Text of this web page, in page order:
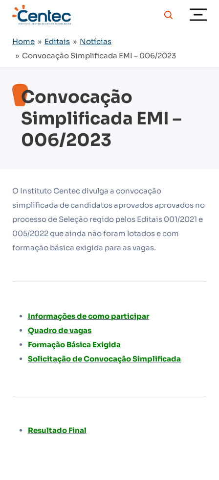
Home » Editais » Notícias
» Convocação Simplificada EMI – 006/2023
Convocação
Simplificada EMI –
006/2023
O Instituto Centec divulga a convocação
simplificada de candidatos aprovados aprovados no
processo de Seleção regido pelos Editais 001/2021 e
005/2022 que ainda não foram lotados e com
formação básica exigida para as vagas.
Informações de como participar
Quadro de vagas
Formação Básica Exigida
Solicitação de Convocação Simplificada
Resultado Final